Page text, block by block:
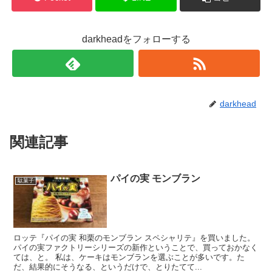
darkheadをフォローする
darkhead
関連記事
駄菓子 パイの実 モンブラン
ロッテ『パイの実 和栗のモンブラン スペシャリテ』を買いました。
パイの実ファクトリーシリーズの新作ということで、買っておかなく
ては、と。 私は、ケーキはモンブランを選ぶことが多いです。た
だ、結果的にそうなる、というだけで、とりたてて...